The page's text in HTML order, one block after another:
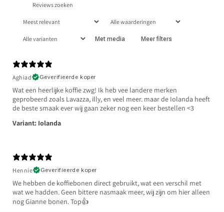
Met media Meer filters
Aghiad Geverifieerde koper
Wat een heerlijke koffie zwg! Ik heb vee landere merken
geprobeerd zoals Lavazza, illy, en veel meer. maar de Iolanda heeft
de beste smaak ever wij gaan zeker nog een keer bestellen <3
Variant: Iolanda
Hennie Geverifieerde koper
We hebben de koffiebonen direct gebruikt, wat een verschil met
wat we hadden. Geen bittere nasmaak meer, wij zijn om hier alleen
nog Gianne bonen. Top👍